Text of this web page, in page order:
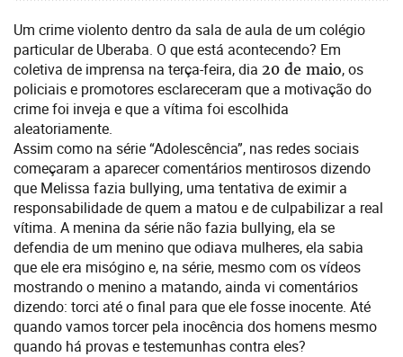
Um crime violento dentro da sala de aula de um colégio
particular de Uberaba. O que está acontecendo? Em
coletiva de imprensa na terça-feira, dia 20 de maio, os
policiais e promotores esclareceram que a motivação do
crime foi inveja e que a vítima foi escolhida
aleatoriamente.
Assim como na série “Adolescência”, nas redes sociais
começaram a aparecer comentários mentirosos dizendo
que Melissa fazia bullying, uma tentativa de eximir a
responsabilidade de quem a matou e de culpabilizar a real
vítima. A menina da série não fazia bullying, ela se
defendia de um menino que odiava mulheres, ela sabia
que ele era misógino e, na série, mesmo com os vídeos
mostrando o menino a matando, ainda vi comentários
dizendo: torci até o final para que ele fosse inocente. Até
quando vamos torcer pela inocência dos homens mesmo
quando há provas e testemunhas contra eles?